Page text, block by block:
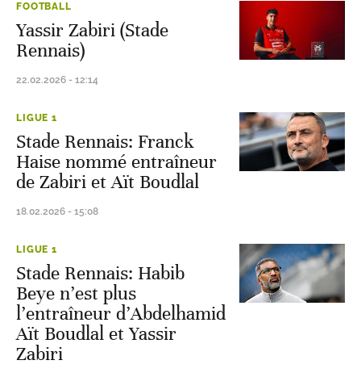
FOOTBALL
Yassir Zabiri (Stade
Rennais)
22.02.2026 - 12:14
LIGUE 1
Stade Rennais: Franck
Haise nommé entraîneur
de Zabiri et Aït Boudlal
18.02.2026 - 15:08
LIGUE 1
Stade Rennais: Habib
Beye n’est plus
l’entraîneur d’Abdelhamid
Aït Boudlal et Yassir
Zabiri